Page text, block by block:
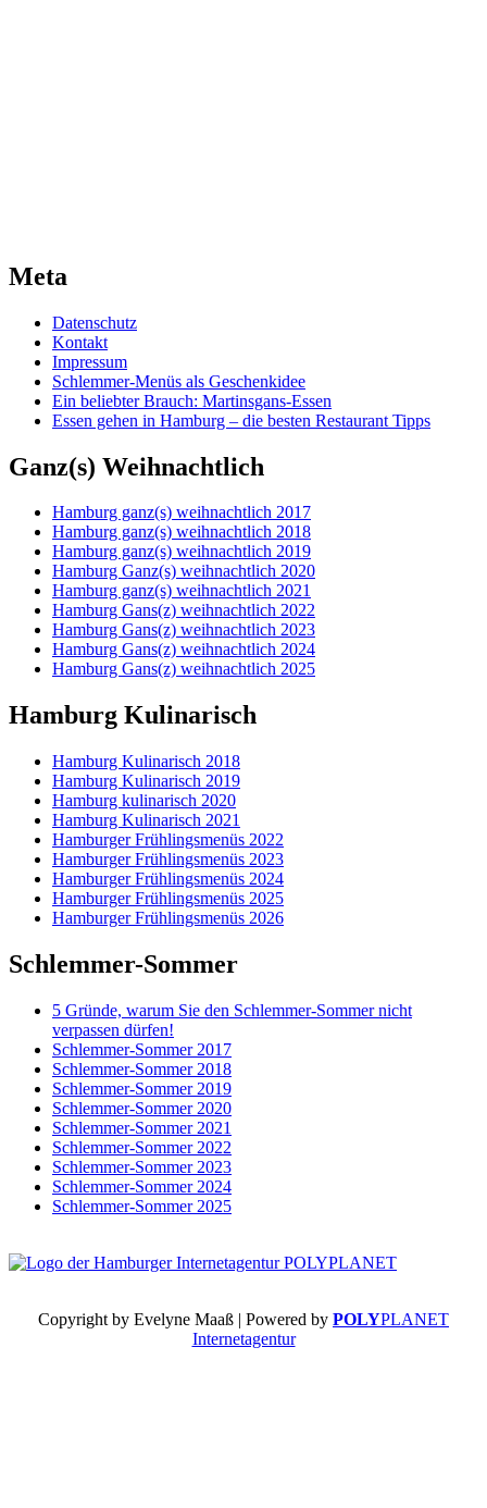
Meta
Datenschutz
Kontakt
Impressum
Schlemmer-Menüs als Geschenkidee
Ein beliebter Brauch: Martinsgans-Essen
Essen gehen in Hamburg – die besten Restaurant Tipps
Ganz(s) Weihnachtlich
Hamburg ganz(s) weihnachtlich 2017
Hamburg ganz(s) weihnachtlich 2018
Hamburg ganz(s) weihnachtlich 2019
Hamburg Ganz(s) weihnachtlich 2020
Hamburg ganz(s) weihnachtlich 2021
Hamburg Gans(z) weihnachtlich 2022
Hamburg Gans(z) weihnachtlich 2023
Hamburg Gans(z) weihnachtlich 2024
Hamburg Gans(z) weihnachtlich 2025
Hamburg Kulinarisch
Hamburg Kulinarisch 2018
Hamburg Kulinarisch 2019
Hamburg kulinarisch 2020
Hamburg Kulinarisch 2021
Hamburger Frühlingsmenüs 2022
Hamburger Frühlingsmenüs 2023
Hamburger Frühlingsmenüs 2024
Hamburger Frühlingsmenüs 2025
Hamburger Frühlingsmenüs 2026
Schlemmer-Sommer
5 Gründe, warum Sie den Schlemmer-Sommer nicht
verpassen dürfen!
Schlemmer-Sommer 2017
Schlemmer-Sommer 2018
Schlemmer-Sommer 2019
Schlemmer-Sommer 2020
Schlemmer-Sommer 2021
Schlemmer-Sommer 2022
Schlemmer-Sommer 2023
Schlemmer-Sommer 2024
Schlemmer-Sommer 2025
Copyright by Evelyne Maaß | Powered by POLYPLANET
Internetagentur